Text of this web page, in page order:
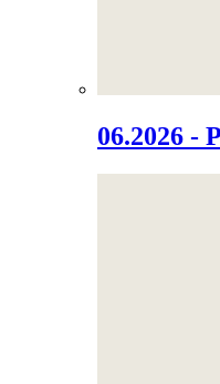
06.2026 -